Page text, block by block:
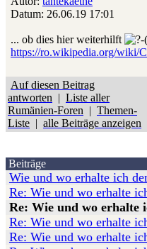
Datum: 26.06.19 17:01
... ob dies hier weiterhilft
https://ro.wikipedia.org/wiki/
Auf diesen Beitrag
antworten | Liste aller
Rumänien-Foren | Themen-
Liste | alle Beiträge anzeigen
Beiträge
Wie und wo erhalte ich
Re: Wie und wo erhalte
Re: Wie und wo erhalte
Re: Wie und wo erhalte
Re: Wie und wo erhalte